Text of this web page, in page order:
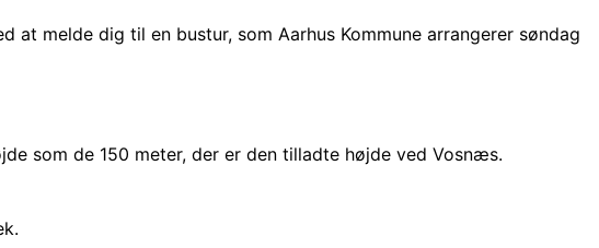
melde dig til en bustur, som Aarhus Kommune arrangerer søndag
som de 150 meter, der er den tilladte højde ved Vosnæs.